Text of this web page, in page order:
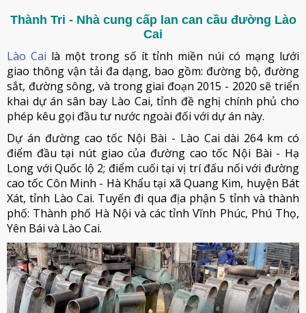
Thành Tri - Nhà cung cấp lan can cầu đường Lào
Cai
Lào Cai là một trong số ít tỉnh miền núi có mạng lưới
giao thông vận tải đa dạng, bao gồm: đường bộ, đường
sắt, đường sông, và trong giai đoạn 2015 - 2020 sẽ triển
khai dự án sân bay Lào Cai, tỉnh đề nghị chính phủ cho
phép kêu gọi đầu tư nước ngoài đối với dự án này.
Dự án đường cao tốc Nội Bài - Lào Cai dài 264 km có
điểm đầu tại nút giao của đường cao tốc Nội Bài - Hạ
Long với Quốc lộ 2; điểm cuối tại vị trí đấu nối với đường
cao tốc Côn Minh - Hà Khẩu tại xã Quang Kim, huyện Bát
Xát, tỉnh Lào Cai. Tuyến đi qua địa phận 5 tỉnh và thành
phố: Thành phố Hà Nội và các tỉnh Vĩnh Phúc, Phú Thọ,
Yên Bái và Lào Cai.